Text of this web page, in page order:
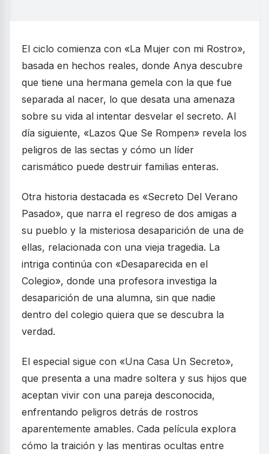
El ciclo comienza con «La Mujer con mi Rostro»,
basada en hechos reales, donde Anya descubre
que tiene una hermana gemela con la que fue
separada al nacer, lo que desata una amenaza
sobre su vida al intentar desvelar el secreto. Al
día siguiente, «Lazos Que Se Rompen» revela los
peligros de las sectas y cómo un líder
carismático puede destruir familias enteras.
Otra historia destacada es «Secreto Del Verano
Pasado», que narra el regreso de dos amigas a
su pueblo y la misteriosa desaparición de una de
ellas, relacionada con una vieja tragedia. La
intriga continúa con «Desaparecida en el
Colegio», donde una profesora investiga la
desaparición de una alumna, sin que nadie
dentro del colegio quiera que se descubra la
verdad.
El especial sigue con «Una Casa Un Secreto»,
que presenta a una madre soltera y sus hijos que
aceptan vivir con una pareja desconocida,
enfrentando peligros detrás de rostros
aparentemente amables. Cada película explora
cómo la traición y las mentiras ocultas entre